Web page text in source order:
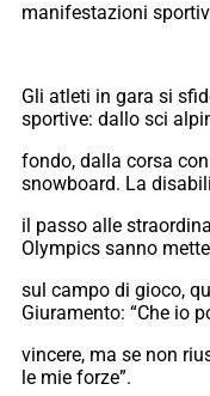
manifestazioni
Gli atleti in gara si
sportive: dallo sci
fondo, dalla corsa
snowboard. La
il passo alle
Olympics sanno
sul campo di gioco,
Giuramento: “Che io
vincere, ma se non
le mie forze”.